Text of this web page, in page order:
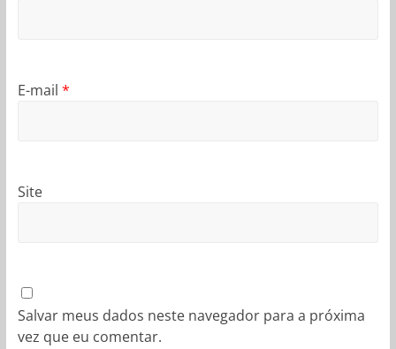
E-mail *
Site
Salvar meus dados neste navegador para a próxima
vez que eu comentar.